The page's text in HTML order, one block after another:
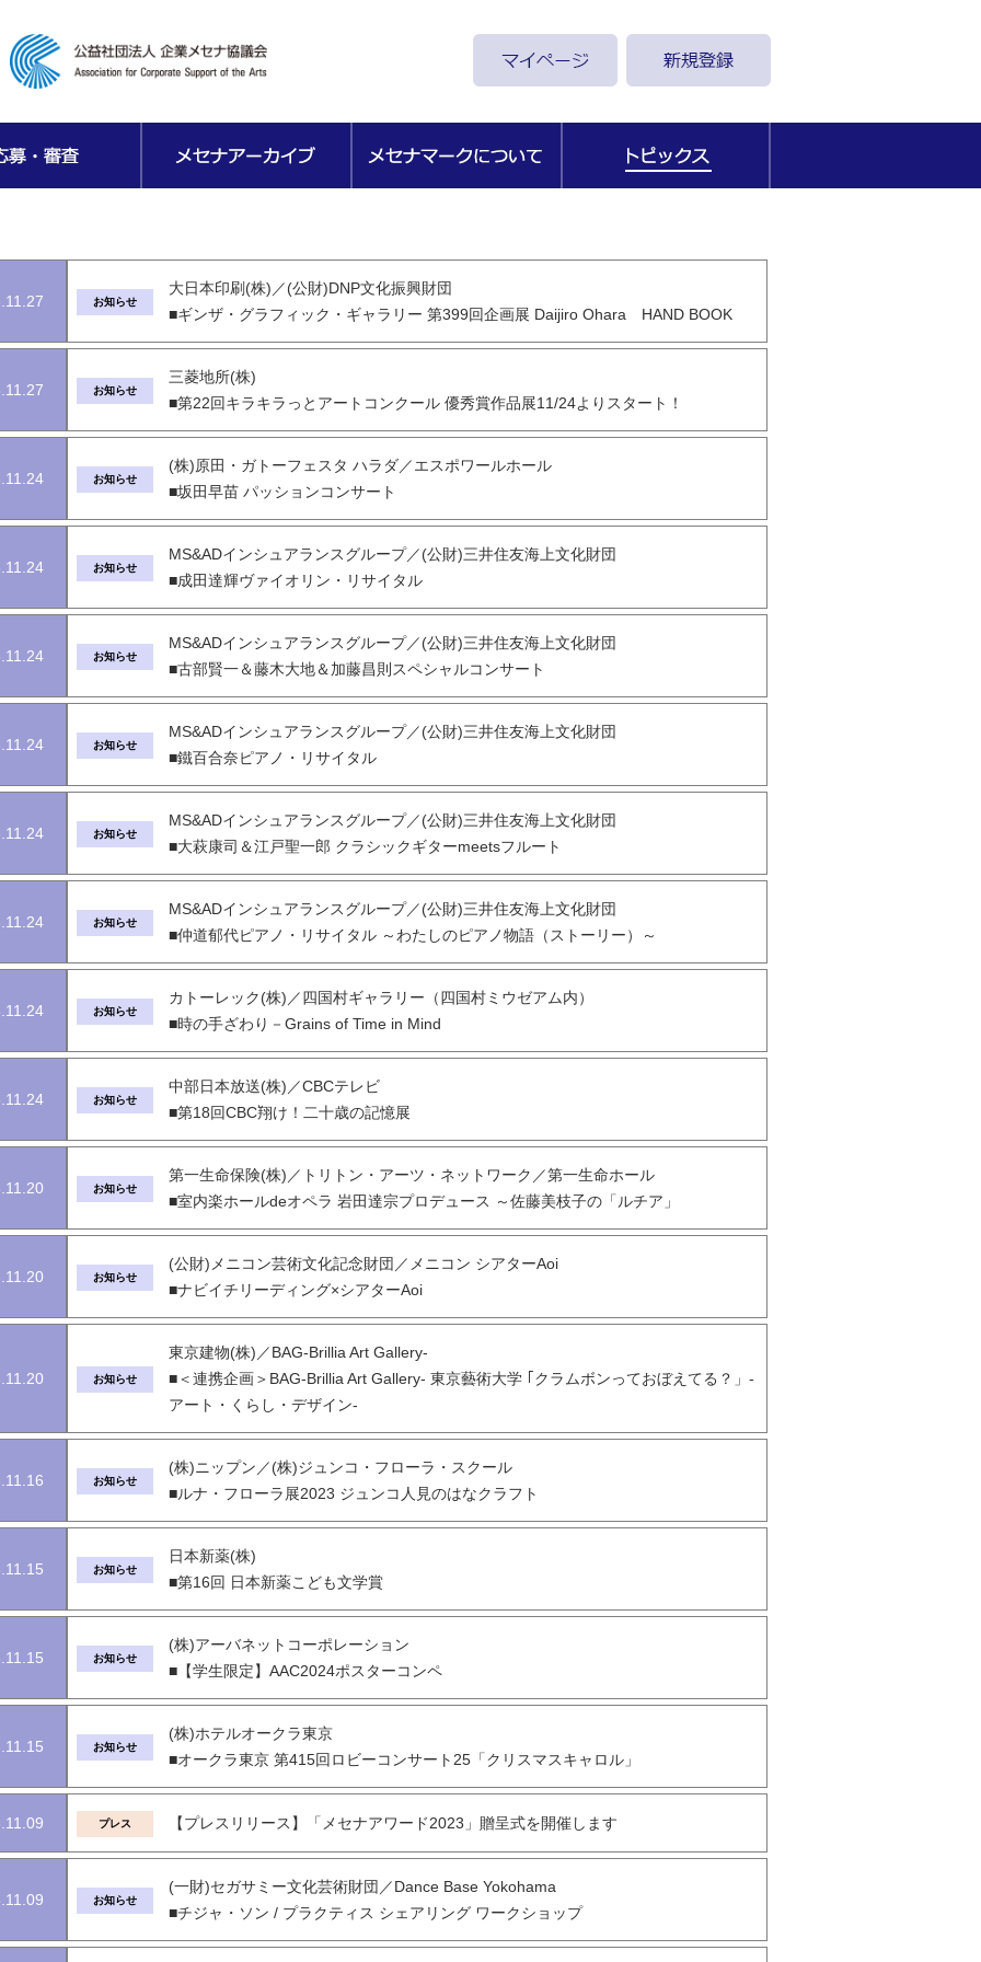
お知らせ
大日本印刷(株)／(公財)DNP文化振興財団
■ギンザ・グラフィック・ギャラリー 第399回企画展 Daijiro Ohara HAND BOOK
お知らせ
三菱地所(株)
■第22回キラキラっとアートコンクール 優秀賞作品展11/24よりスタート！
お知らせ
(株)原田・ガトーフェスタ ハラダ／エスポワールホール
■坂田早苗 パッションコンサート
お知らせ
MS&ADインシュアランスグループ／(公財)三井住友海上文化財団
■成田達輝ヴァイオリン・リサイタル
お知らせ
MS&ADインシュアランスグループ／(公財)三井住友海上文化財団
■古部賢一＆藤木大地＆加藤昌則スペシャルコンサート
お知らせ
MS&ADインシュアランスグループ／(公財)三井住友海上文化財団
■鐵百合奈ピアノ・リサイタル
お知らせ
MS&ADインシュアランスグループ／(公財)三井住友海上文化財団
■大萩康司＆江戸聖一郎 クラシックギターmeetsフルート
お知らせ
MS&ADインシュアランスグループ／(公財)三井住友海上文化財団
■仲道郁代ピアノ・リサイタル ～わたしのピアノ物語（ストーリー）～
お知らせ
カトーレック(株)／四国村ギャラリー（四国村ミウゼアム内）
■時の手ざわり－Grains of Time in Mind
お知らせ
中部日本放送(株)／CBCテレビ
■第18回CBC翔け！二十歳の記憶展
お知らせ
第一生命保険(株)／トリトン・アーツ・ネットワーク／第一生命ホール
■室内楽ホールdeオペラ 岩田達宗プロデュース ～佐藤美枝子の「ルチア」
お知らせ
(公財)メニコン芸術文化記念財団／メニコン シアターAoi
■ナビイチリーディング×シアターAoi
お知らせ
東京建物(株)／BAG-Brillia Art Gallery-
■＜連携企画＞BAG-Brillia Art Gallery- 東京藝術大学 ｢クラムボンっておぼえてる？」-
アート・くらし・デザイン-
お知らせ
(株)ニップン／(株)ジュンコ・フローラ・スクール
■ルナ・フローラ展2023 ジュンコ人見のはなクラフト
お知らせ
日本新薬(株)
■第16回 日本新薬こども文学賞
お知らせ
(株)アーバネットコーポレーション
■【学生限定】AAC2024ポスターコンペ
お知らせ
(株)ホテルオークラ東京
■オークラ東京 第415回ロビーコンサート25「クリスマスキャロル」
プレス 【プレスリリース】「メセナアワード2023」贈呈式を開催します
お知らせ
(一財)セガサミー文化芸術財団／Dance Base Yokohama
■チジャ・ソン / プラクティス シェアリング ワークショップ